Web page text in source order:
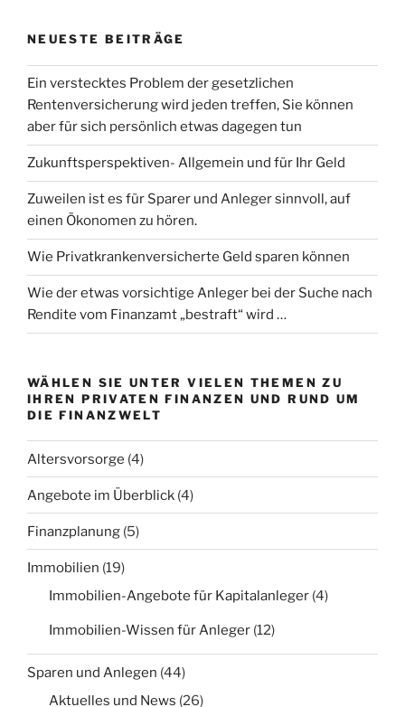
NEUESTE BEITRÄGE
Ein verstecktes Problem der gesetzlichen
Rentenversicherung wird jeden treffen, Sie können
aber für sich persönlich etwas dagegen tun
Zukunftsperspektiven- Allgemein und für Ihr Geld
Zuweilen ist es für Sparer und Anleger sinnvoll, auf
einen Ökonomen zu hören.
Wie Privatkrankenversicherte Geld sparen können
Wie der etwas vorsichtige Anleger bei der Suche nach
Rendite vom Finanzamt „bestraft“ wird …
WÄHLEN SIE UNTER VIELEN THEMEN ZU
IHREN PRIVATEN FINANZEN UND RUND UM
DIE FINANZWELT
Altersvorsorge (4)
Angebote im Überblick (4)
Finanzplanung (5)
Immobilien (19)
Immobilien-Angebote für Kapitalanleger (4)
Immobilien-Wissen für Anleger (12)
Sparen und Anlegen (44)
Aktuelles und News (26)